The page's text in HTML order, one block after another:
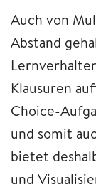
Auch von
Abstand
Klausuren
Choice-
und somit
bietet
und